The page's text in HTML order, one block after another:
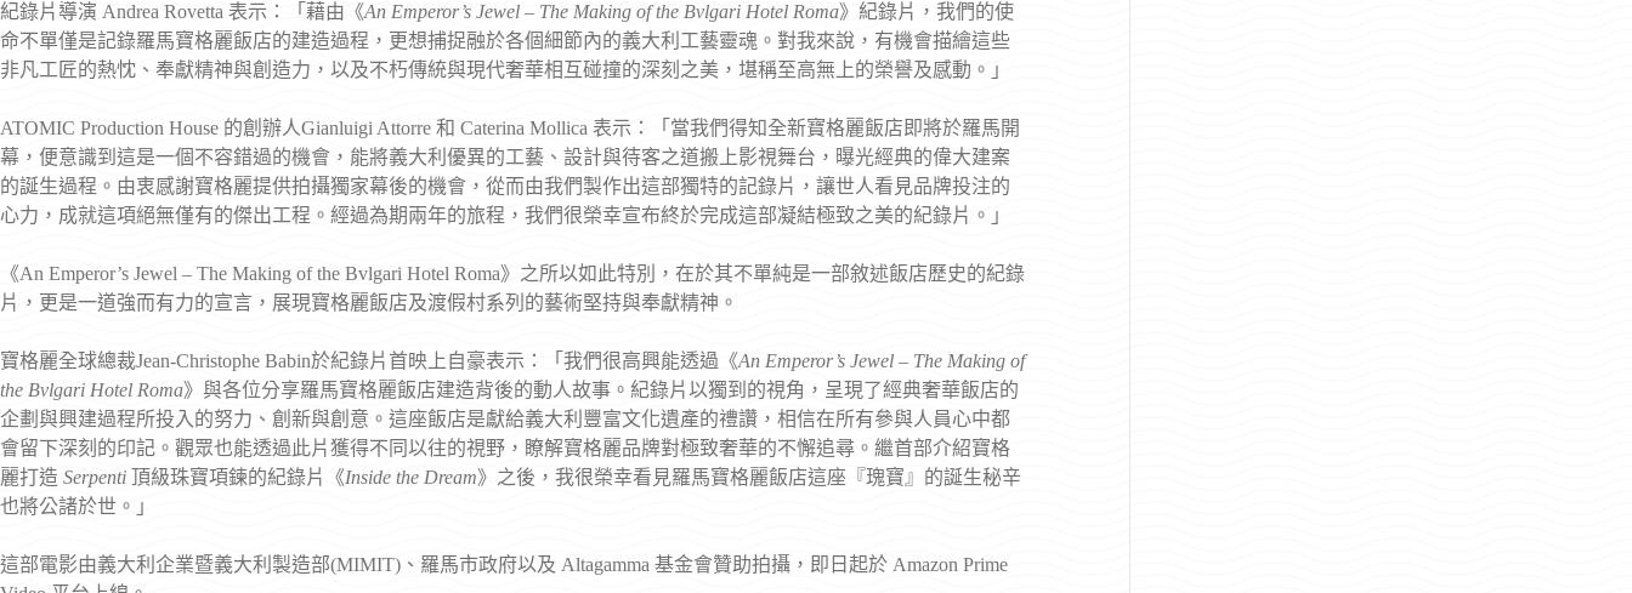
紀錄片導演 Andrea Rovetta 表示：「藉由《An Emperor’s Jewel – The Making of the Bvlgari Hotel Roma》紀錄片，我們的使
命不單僅是記錄羅馬寶格麗飯店的建造過程，更想捕捉融於各個細節內的義大利工藝靈魂。對我來說，有機會描繪這些
非凡工匠的熱忱、奉獻精神與創造力，以及不朽傳統與現代奢華相互碰撞的深刻之美，堪稱至高無上的榮譽及感動。」
ATOMIC Production House 的創辦人Gianluigi Attorre 和 Caterina Mollica 表示：「當我們得知全新寶格麗飯店即將於羅馬開
幕，便意識到這是一個不容錯過的機會，能將義大利優異的工藝、設計與待客之道搬上影視舞台，曝光經典的偉大建案
的誕生過程。由衷感謝寶格麗提供拍攝獨家幕後的機會，從而由我們製作出這部獨特的記錄片，讓世人看見品牌投注的
心力，成就這項絕無僅有的傑出工程。經過為期兩年的旅程，我們很榮幸宣布終於完成這部凝結極致之美的紀錄片。」
《An Emperor’s Jewel – The Making of the Bvlgari Hotel Roma》之所以如此特別，在於其不單純是一部敘述飯店歷史的紀錄
片，更是一道強而有力的宣言，展現寶格麗飯店及渡假村系列的藝術堅持與奉獻精神。
寶格麗全球總裁Jean-Christophe Babin於紀錄片首映上自豪表示：「我們很高興能透過《An Emperor’s Jewel – The Making of
the Bvlgari Hotel Roma》與各位分享羅馬寶格麗飯店建造背後的動人故事。紀錄片以獨到的視角，呈現了經典奢華飯店的
企劃與興建過程所投入的努力、創新與創意。這座飯店是獻給義大利豐富文化遺產的禮讚，相信在所有參與人員心中都
會留下深刻的印記。觀眾也能透過此片獲得不同以往的視野，瞭解寶格麗品牌對極致奢華的不懈追尋。繼首部介紹寶格
麗打造 Serpenti 頂級珠寶項鍊的紀錄片《Inside the Dream》之後，我很榮幸看見羅馬寶格麗飯店這座『瑰寶』的誕生秘辛
也將公諸於世。」
這部電影由義大利企業暨義大利製造部(MIMIT)、羅馬市政府以及 Altagamma 基金會贊助拍攝，即日起於 Amazon Prime